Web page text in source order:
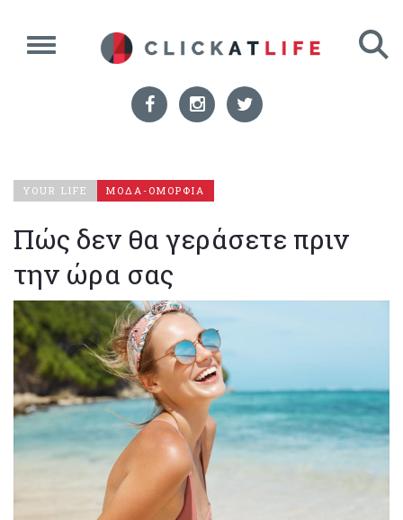
YOUR LIFE ΜΟΔΑ-ΟΜΟΡΦΙΑ
Πώς δεν θα γεράσετε πριν
την ώρα σας